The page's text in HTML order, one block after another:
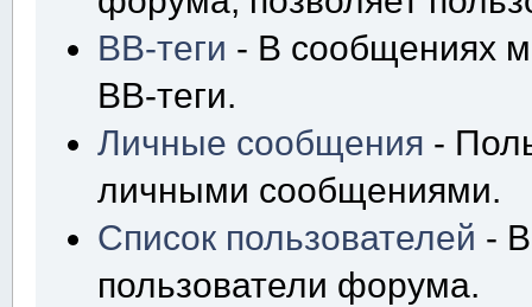
BB-теги - В сообщениях
BB-теги.
Личные сообщения -
личными сообщениями.
Список пользователей -
пользователи форума.